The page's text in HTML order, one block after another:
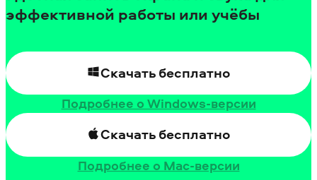
эффективной работы или учёбы
Скачать бесплатно
Подробнее о Windows-версии
Скачать бесплатно
Подробнее о Mac-версии